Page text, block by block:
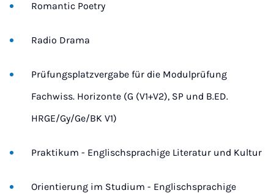
Romantic Poetry
Radio Drama
Prüfungsplatzvergabe für die Modulprüfung
Fachwiss. Horizonte (G (V1+V2), SP und B.ED.
HRGE/Gy/Ge/BK V1)
Praktikum - Englischsprachige Literatur und Kultur
Orientierung im Studium - Englischsprachige